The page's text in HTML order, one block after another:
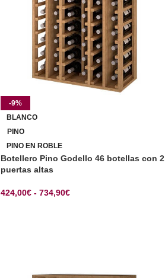
-9%
BLANCO
PINO
PINO EN ROBLE
Botellero Pino Godello 46 botellas con 2
puertas altas
424,00€ - 734,90€